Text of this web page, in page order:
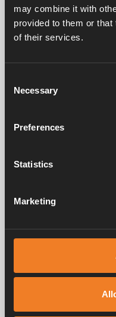
may combine it with
provided to them or
of their services.
Selection
Necessary
Preferences
Statistics
Marketing